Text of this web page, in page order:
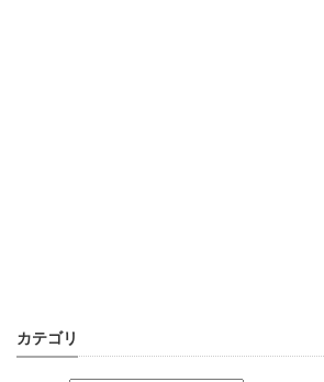
カテゴリ